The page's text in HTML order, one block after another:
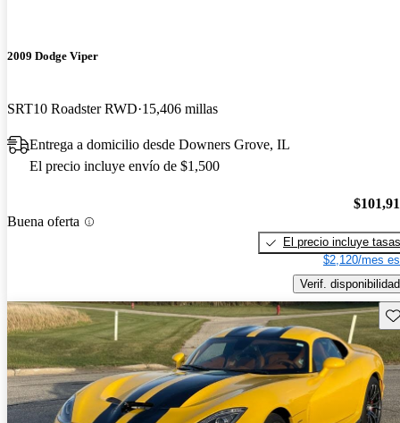
2009 Dodge Viper
SRT10 Roadster RWD 15,406 millas
Entrega a domicilio desde Downers Grove, IL
El precio incluye envío de $1,500
Buena oferta
El precio incluye tasas
$2,120/mes
Verif. disponibilidad